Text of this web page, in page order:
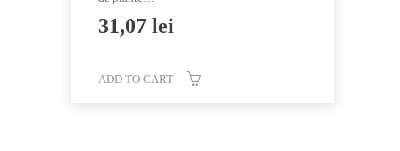
31,07 lei
ADD TO CART